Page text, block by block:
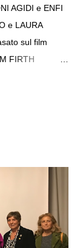
AGIDI e ENFI
e LAURA
sul film
FIRTH